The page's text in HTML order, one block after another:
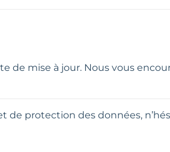
de mise à jour. Nous vous
protection des données,